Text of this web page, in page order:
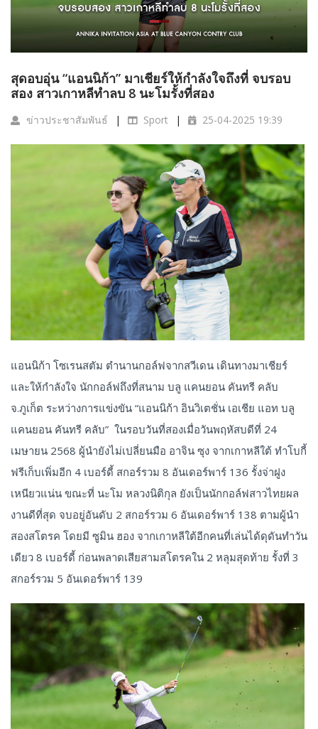
สุดอบอุ่น “แอนนิก้า” มาเชียร์ให้กำลังใจถึงที่ จบรอบ
สอง สาวเกาหลีทำลบ 8 นะโมรั้งที่สอง
ข่าวประชาสัมพันธ์ Sport 25-04-2025 19:39
แอนนิก้า โซเรนสตัม ตำนานกอล์ฟจากสวีเดน เดินทางมาเชียร์
และให้กำลังใจ นักกอล์ฟถึงที่สนาม บลู แคนยอน คันทรี คลับ
จ.ภูเก็ต ระหว่างการแข่งขัน “แอนนิก้า อินวิเตชั่น เอเชีย แอท บลู
แคนยอน คันทรี คลับ” ในรอบวันที่สองเมื่อวันพฤหัสบดีที่ 24
เมษายน 2568 ผู้นำยังไม่เปลี่ยนมือ อาจิน ซุง จากเกาหลีใต้ ทำโบกี้
ฟรีเก็บเพิ่มอีก 4 เบอร์ดี้ สกอร์รวม 8 อันเดอร์พาร์ 136 รั้งจ่าฝูง
เหนียวแน่น ขณะที่ นะโม หลวงนิติกุล ยังเป็นนักกอล์ฟสาวไทยผล
งานดีที่สุด จบอยู่อันดับ 2 สกอร์รวม 6 อันเดอร์พาร์ 138 ตามผู้นำ
สองสโตรค โดยมี ซูมิน ฮอง จากเกาหลีใต้อีกคนที่เล่นได้ดุดันทำวัน
เดียว 8 เบอร์ดี้ ก่อนพลาดเสียสามสโตรคใน 2 หลุมสุดท้าย รั้งที่ 3
สกอร์รวม 5 อันเดอร์พาร์ 139